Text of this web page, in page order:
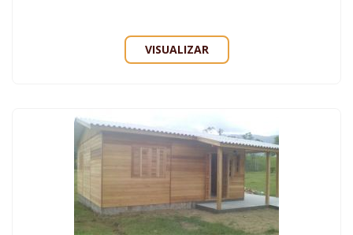
VISUALIZAR